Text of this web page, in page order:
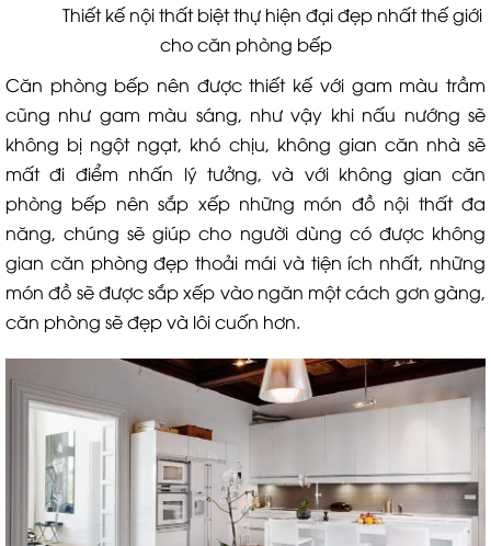
Thiết kế nội thất biệt thự hiện đại đẹp nhất thế giới
cho căn phòng bếp
Căn phòng bếp nên được thiết kế với gam màu trầm
cũng như gam màu sáng, như vậy khi nấu nướng sẽ
không bị ngột ngạt, khó chịu, không gian căn nhà sẽ
mất đi điểm nhấn lý tưởng, và với không gian căn
phòng bếp nên sắp xếp những món đồ nội thất đa
năng, chúng sẽ giúp cho người dùng có được không
gian căn phòng đẹp thoải mái và tiện ích nhất, những
món đồ sẽ được sắp xếp vào ngăn một cách gơn gàng,
căn phòng sẽ đẹp và lôi cuốn hơn.